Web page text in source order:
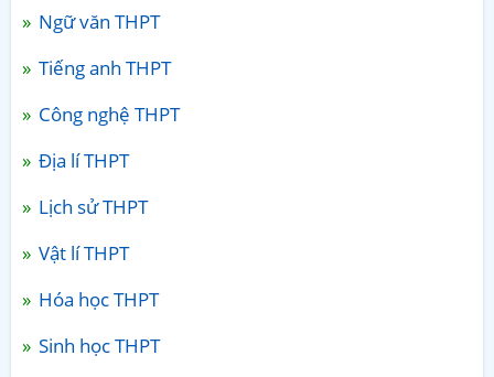
Ngữ văn THPT
Tiếng anh THPT
Công nghệ THPT
Địa lí THPT
Lịch sử THPT
Vật lí THPT
Hóa học THPT
Sinh học THPT